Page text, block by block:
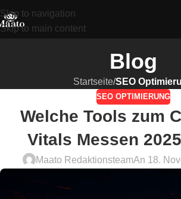
Skip to navigation
Skip to main content
Blog
Startseite/SEO
SEO OPTIMIERUNG
Welche Tools zum
Vitals Messen
Maato RedaktionsteamAn 18.